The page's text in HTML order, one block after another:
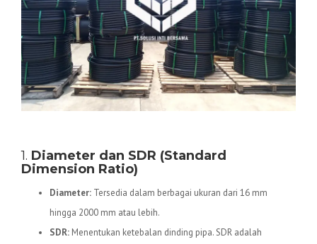
1. Diameter dan SDR (Standard
Dimension Ratio)
Diameter: Tersedia dalam berbagai ukuran dari 16 mm
hingga 2000 mm atau lebih.
SDR: Menentukan ketebalan dinding pipa. SDR adalah